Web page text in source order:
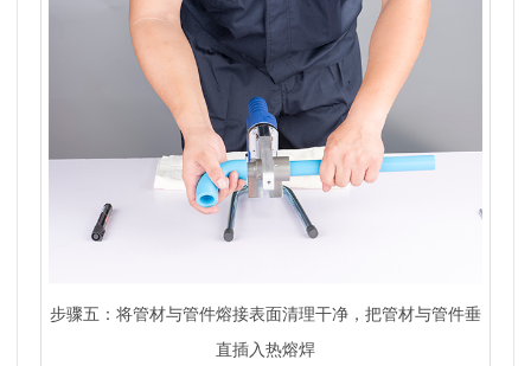
步骤五：将管材与管件熔接表面清理干净，把管材与管件垂
直插入热熔焊